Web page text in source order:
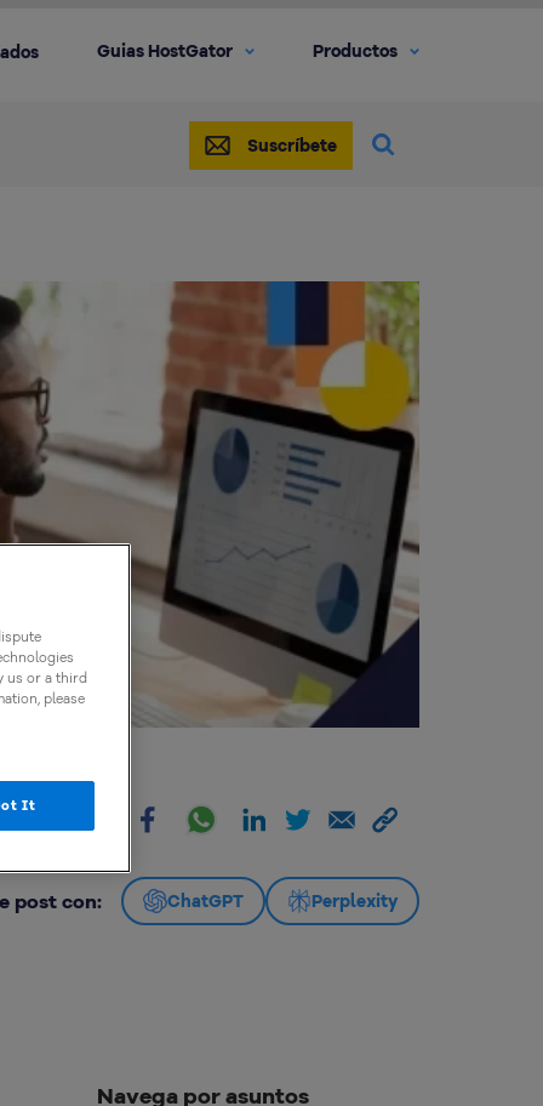
Guias HostGator Productos
Suscríbete
post con: ChatGPT Perplexity
Navega por asuntos
us or a third
please
It